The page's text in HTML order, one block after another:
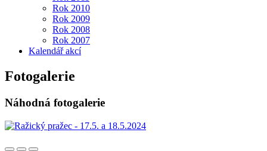
Rok 2010
Rok 2009
Rok 2008
Rok 2007
Kalendář akcí
Fotogalerie
Náhodná fotogalerie